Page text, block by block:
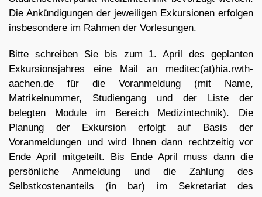
Die Ankündigungen der jeweiligen Exkursionen erfolgen
insbesondere im Rahmen der Vorlesungen.
Bitte schreiben Sie bis zum 1. April des geplanten
Exkursionsjahres eine Mail an meditec(at)hia.rwth-
aachen.de für die Voranmeldung (mit Name,
Matrikelnummer, Studiengang und der Liste der
belegten Module im Bereich Medizintechnik). Die
Planung der Exkursion erfolgt auf Basis der
Voranmeldungen und wird Ihnen dann rechtzeitig vor
Ende April mitgeteilt. Bis Ende April muss dann die
persönliche Anmeldung und die Zahlung des
Selbstkostenanteils (in bar) im Sekretariat des